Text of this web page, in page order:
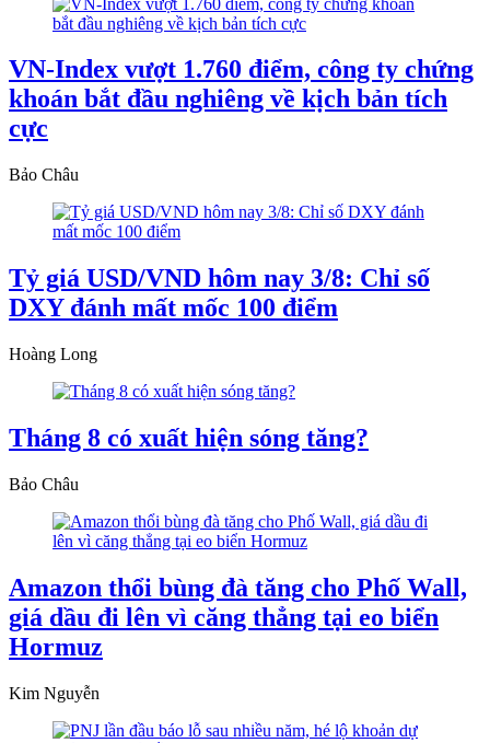
VN-Index vượt 1.760 điểm, công ty chứng
khoán bắt đầu nghiêng về kịch bản tích
cực
Bảo Châu
Tỷ giá USD/VND hôm nay 3/8: Chỉ số
DXY đánh mất mốc 100 điểm
Hoàng Long
Tháng 8 có xuất hiện sóng tăng?
Bảo Châu
Amazon thổi bùng đà tăng cho Phố Wall,
giá dầu đi lên vì căng thẳng tại eo biển
Hormuz
Kim Nguyễn